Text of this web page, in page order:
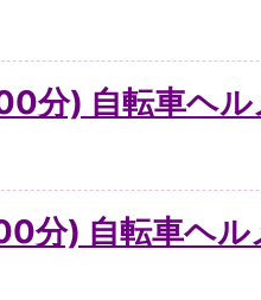
分) 自転車ヘ
分) 自転車ヘ